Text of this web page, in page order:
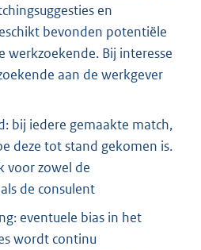
en
bevonden potentiële
werkzoekende. Bij interesse
aan de werkgever
bij iedere gemaakte match,
deze tot stand gekomen is.
voor zowel de
de consulent
eventuele bias in het
wordt continu